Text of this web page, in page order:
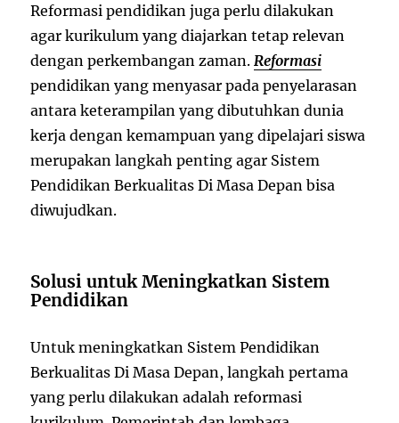
Reformasi pendidikan juga perlu dilakukan
agar kurikulum yang diajarkan tetap relevan
dengan perkembangan zaman. Reformasi
pendidikan yang menyasar pada penyelarasan
antara keterampilan yang dibutuhkan dunia
kerja dengan kemampuan yang dipelajari siswa
merupakan langkah penting agar Sistem
Pendidikan Berkualitas Di Masa Depan bisa
diwujudkan.
Solusi untuk Meningkatkan Sistem
Pendidikan
Untuk meningkatkan Sistem Pendidikan
Berkualitas Di Masa Depan, langkah pertama
yang perlu dilakukan adalah reformasi